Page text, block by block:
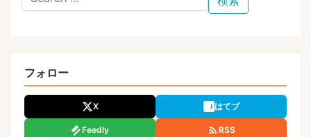
フォロー
X はてブ
Feedly RSS